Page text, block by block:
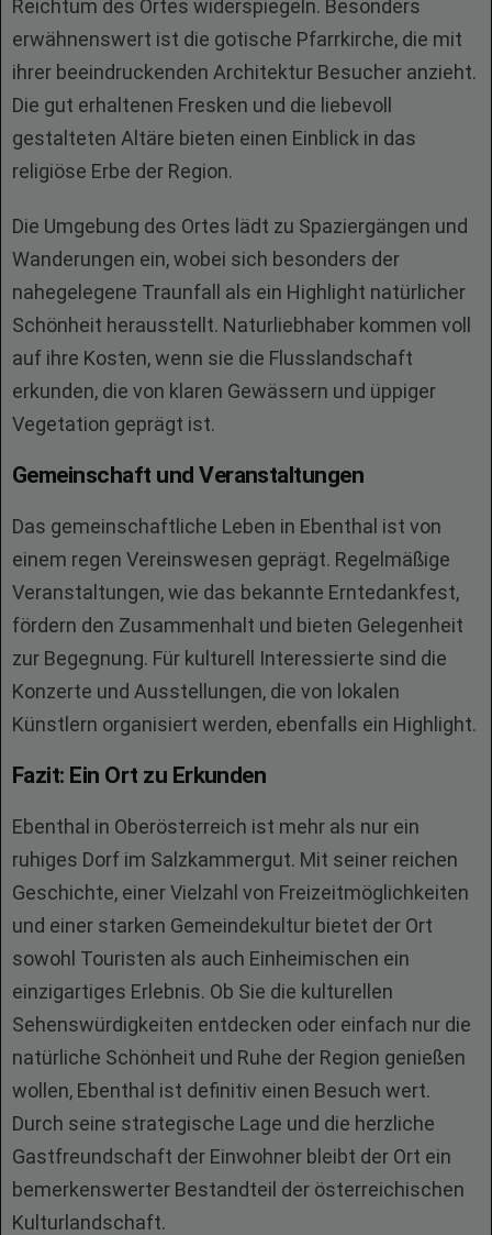
Reichtum des Ortes widerspiegeln. Besonders
erwähnenswert ist die gotische Pfarrkirche, die mit
ihrer beeindruckenden Architektur Besucher anzieht.
Die gut erhaltenen Fresken und die liebevoll
gestalteten Altäre bieten einen Einblick in das
religiöse Erbe der Region.
Die Umgebung des Ortes lädt zu Spaziergängen und
Wanderungen ein, wobei sich besonders der
nahegelegene Traunfall als ein Highlight natürlicher
Schönheit herausstellt. Naturliebhaber kommen voll
auf ihre Kosten, wenn sie die Flusslandschaft
erkunden, die von klaren Gewässern und üppiger
Vegetation geprägt ist.
Gemeinschaft und Veranstaltungen
Das gemeinschaftliche Leben in Ebenthal ist von
einem regen Vereinswesen geprägt. Regelmäßige
Veranstaltungen, wie das bekannte Erntedankfest,
fördern den Zusammenhalt und bieten Gelegenheit
zur Begegnung. Für kulturell Interessierte sind die
Konzerte und Ausstellungen, die von lokalen
Künstlern organisiert werden, ebenfalls ein Highlight.
Fazit: Ein Ort zu Erkunden
Ebenthal in Oberösterreich ist mehr als nur ein
ruhiges Dorf im Salzkammergut. Mit seiner reichen
Geschichte, einer Vielzahl von Freizeitmöglichkeiten
und einer starken Gemeindekultur bietet der Ort
sowohl Touristen als auch Einheimischen ein
einzigartiges Erlebnis. Ob Sie die kulturellen
Sehenswürdigkeiten entdecken oder einfach nur die
natürliche Schönheit und Ruhe der Region genießen
wollen, Ebenthal ist definitiv einen Besuch wert.
Durch seine strategische Lage und die herzliche
Gastfreundschaft der Einwohner bleibt der Ort ein
bemerkenswerter Bestandteil der österreichischen
Kulturlandschaft.